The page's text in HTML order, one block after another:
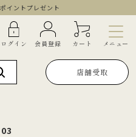
イントプレゼント
ログイン 会員登録 カート メニュー
店舗受取